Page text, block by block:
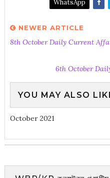
WhatsApp
NEWER ARTICLE
8th October Daily Current
6th October
YOU MAY ALSO
October 2021